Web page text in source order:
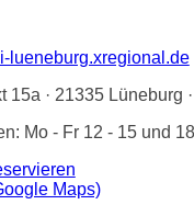
lueneburg.xregional.de
15a · 21335 Lüneburg
Mo - Fr 12 - 15 und
Maps)